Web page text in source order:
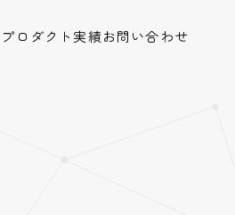
プロダクト 実績お問い合わせ